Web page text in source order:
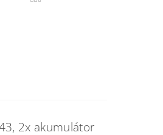
2x akumulátor